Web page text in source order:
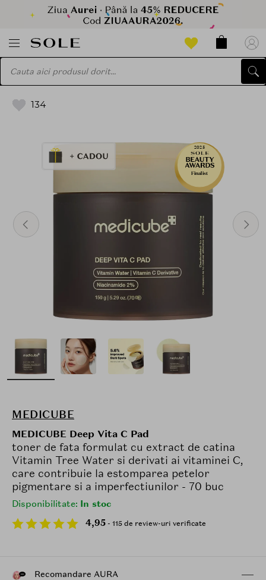
134
2025
Finalist
MEDICUBE
MEDICUBE Deep Vita C Pad
toner de fata formulat cu extract de catina
Vitamin Tree Water si derivati ai vitaminei C,
care contribuie la estomparea petelor
pigmentare si a imperfectiunilor - 70 buc
Disponibilitate: In stoc
4,95 - 115 de review-uri verificate
Recomandare AURA